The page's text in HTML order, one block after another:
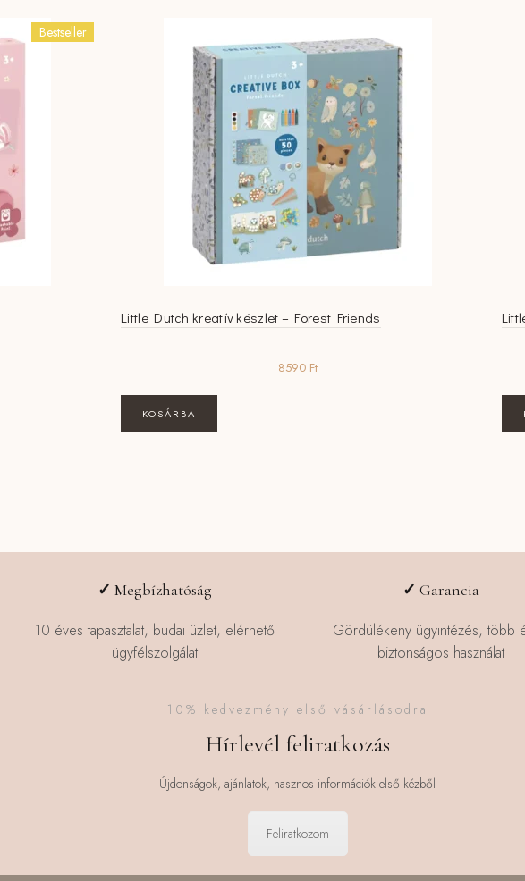
Bestseller
Little Dutch kreatív készlet – Forest Friends
8590 Ft
KOSÁRBA
✓Megbízhatóság
10 éves tapasztalat, budai üzlet, elérhető
ügyfélszolgálat
✓ Garancia
Gördülékeny ügyintézés, több
biztonságos használat
10% kedvezmény első vásárlásodra
Hírlevél feliratkozás
Újdonságok, ajánlatok, hasznos információk első kézből
Feliratkozom